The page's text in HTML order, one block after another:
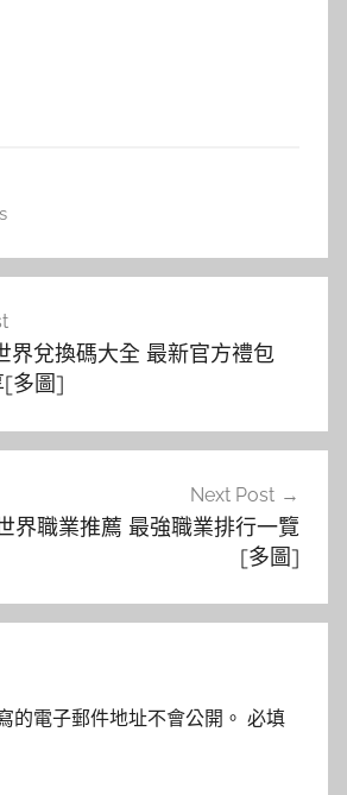
界兌換碼大全 最新官方禮包
[多圖]
Next Post
界職業推薦 最強職業排行一覽
[多圖]
的電子郵件地址不會公開。 必填